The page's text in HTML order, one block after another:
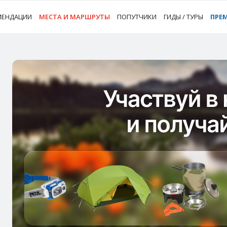
МЕСТА И МАРШРУТЫ ПОПУТЧИКИ ГИДЫ / ТУРЫ